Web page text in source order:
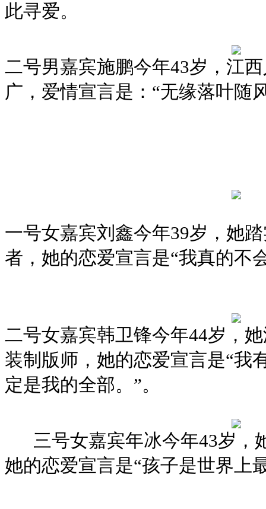
此寻爱。
二号男嘉宾施鹏今年43岁，江
广，爱情宣言是：“无缘落叶随
一号女嘉宾刘鑫今年39岁，她
者，她的恋爱宣言是“我真的不
二号女嘉宾韩卫锋今年44岁，
装制版师，她的恋爱宣言是“我
定是我的全部。”。
三号女嘉宾年冰今年43岁，
她的恋爱宣言是“孩子是世界上